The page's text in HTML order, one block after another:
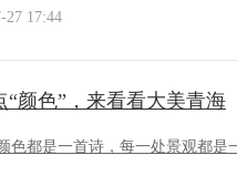
27 17:44
“颜色”，来看看大美青海
色都是一首诗，每一处景观都是